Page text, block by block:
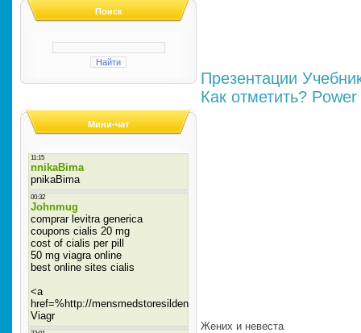
Поиск
Мини-чат
Презентации
Как отметить?
Жених и невеста